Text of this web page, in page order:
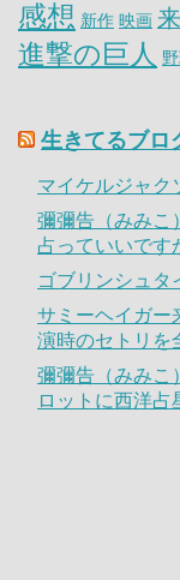
感想 新作 映画
進撃の巨人
生きてるブロ
マイケルジャク
彌彌告（みみこ
占っていいです
ゴブリンシュタ
サミーヘイガー
演時のセトリを
彌彌告（みみこ
ロットに西洋占